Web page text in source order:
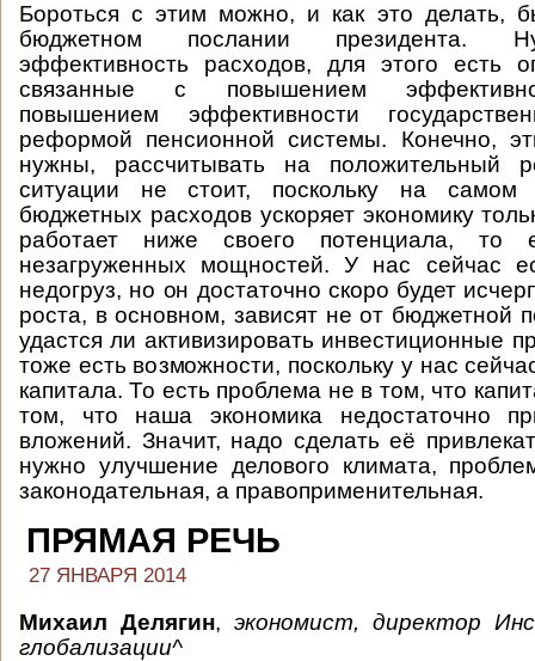
Бороться с этим можно, и как это делать,
бюджетном послании президента.
эффективность расходов, для этого есть
связанные с повышением
повышением эффективности
реформой пенсионной системы. Конечно,
нужны, рассчитывать на положительный
ситуации не стоит, поскольку на самом
бюджетных расходов ускоряет экономику
работает ниже своего потенциала, то
незагруженных мощностей. У нас сейчас
недогруз, но он достаточно скоро будет
роста, в основном, зависят не от бюджетной
удастся ли активизировать инвестиционные
тоже есть возможности, поскольку у нас
капитала. То есть проблема не в том, что
том, что наша экономика недостаточно
вложений. Значит, надо сделать её
нужно улучшение делового климата,
законодательная, а правоприменительная.
ПРЯМАЯ РЕЧЬ
27 ЯНВАРЯ 2014
Михаил Делягин, экономист, директор
глобализации^